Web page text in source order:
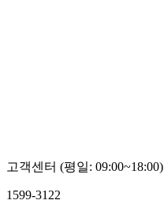
고객센터 (평일: 09:00~18:00)
1599-3122